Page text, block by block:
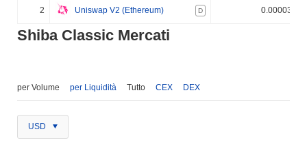
2 Uniswap V2 (Ethereum) D 0.000030%
Shiba Classic Mercati
per Volume per Liquidità Tutto CEX DEX
USD